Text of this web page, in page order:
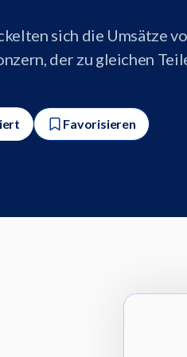
sich die Umsätze
der zu gleichen
Favorisieren